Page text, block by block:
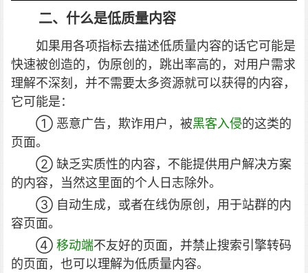
二、什么是低质量内容
如果用各项指标去描述低质量内容的话它可能是
快速被创造的，伪原创的，跳出率高的，对用户需求
理解不深刻，并不需要太多资源就可以获得的内容，
它可能是：
① 恶意广告，欺诈用户，被黑客入侵的这类的
页面。
② 缺乏实质性的内容，不能提供用户解决方案
的内容，当然这里面的个人日志除外。
③ 自动生成，或者在线伪原创，用于站群的内
容页面。
④ 移动端不友好的页面，并禁止搜索引擎转码
的页面，也可以理解为低质量内容。